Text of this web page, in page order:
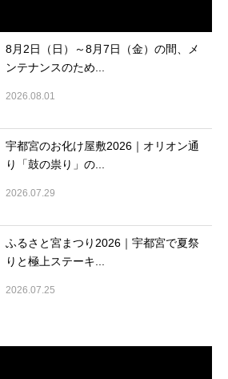
8月2日（日）～8月7日（金）の間、メ
ンテナンスのため...
2026.08.01
宇都宮のお化け屋敷2026｜オリオン通
り「鼓の祟り」の...
2026.07.29
ふるさと宮まつり2026｜宇都宮で夏祭
りと極上ステーキ...
2026.07.25